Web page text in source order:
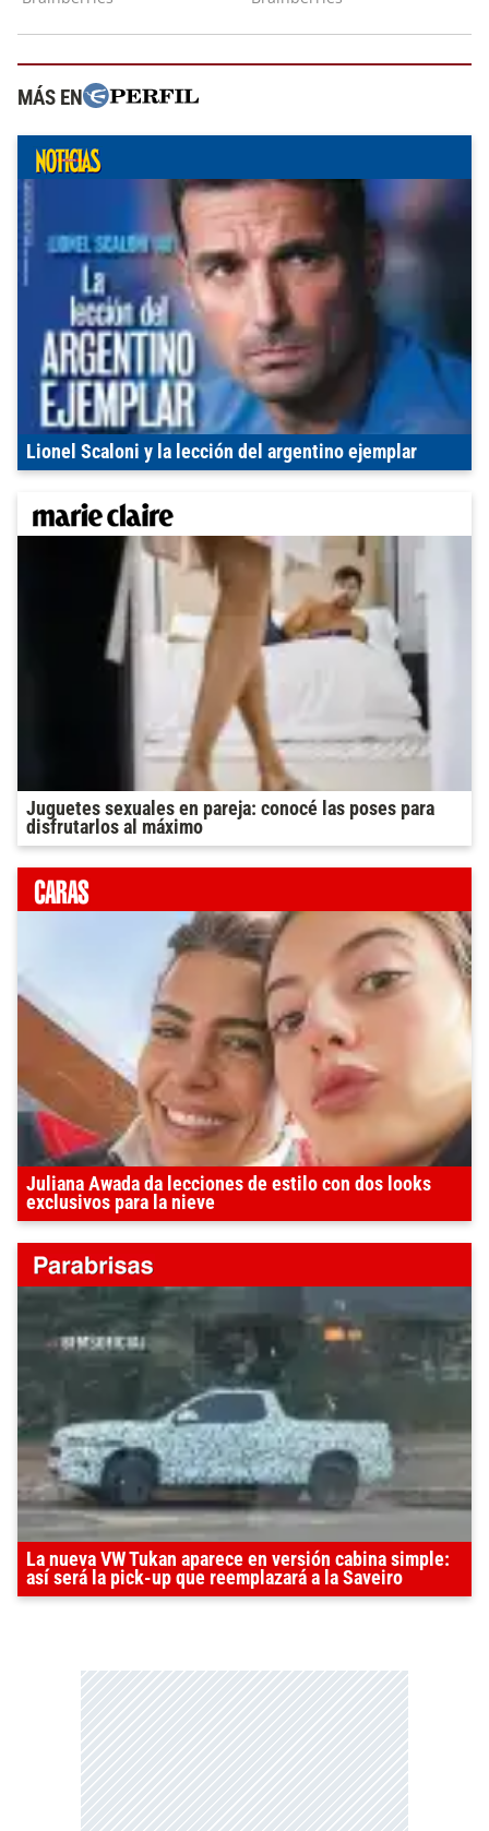
MÁS EN
Lionel Scaloni y la lección del argentino ejemplar
Juguetes sexuales en pareja: conocé las poses para
disfrutarlos al máximo
Juliana Awada da lecciones de estilo con dos looks
exclusivos para la nieve
La nueva VW Tukan aparece en versión cabina simple:
así será la pick-up que reemplazará a la Saveiro